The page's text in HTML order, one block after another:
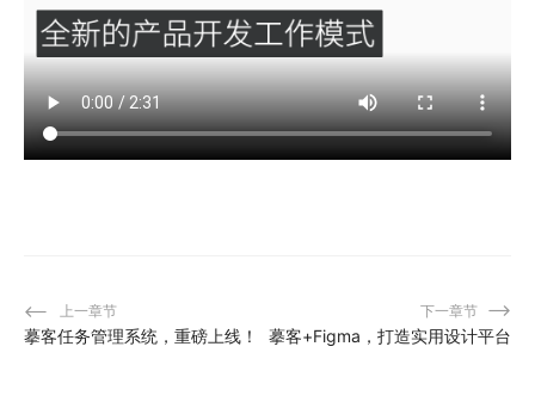
上一章节
摹客任务管理系统，重磅上线！
下一章节
摹客+Figma，打造实用设计平台